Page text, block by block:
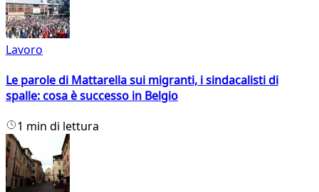
Lavoro
Le parole di Mattarella sui migranti, i sindacalisti di
spalle: cosa è successo in Belgio
1 min di lettura